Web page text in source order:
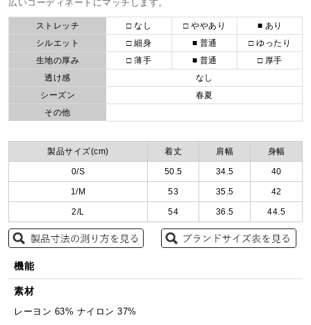
広いコーディネートにマッチします。
ストレッチ □ なし □ ややあり
■ あり
シルエット
□ 細身 ■ 普通
□ ゆったり
生地の厚み
□ 薄手 ■ 普通
□ 厚手
透け感
なし
シーズン
春夏
その他
製品サイズ(cm) 着丈 肩幅 身幅
0/S 50.5 34.5 40
1/M 53 35.5 42
2/L 54 36.5 44.5
機能
素材
レーヨン 63% ナイロン 37%